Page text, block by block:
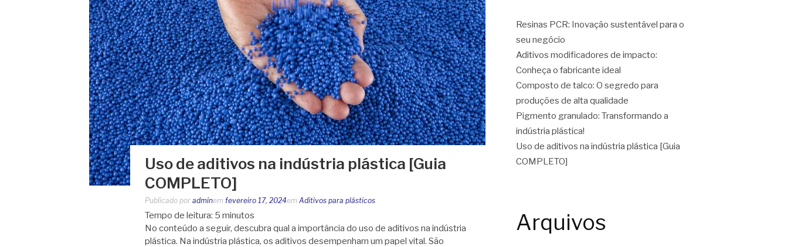
Uso de aditivos na indústria plástica [Guia
COMPLETO]
Publicado por adminem fevereiro 17, 2024em Aditivos para plásticos
Tempo de leitura: 5 minutos
No conteúdo a seguir, descubra qual a importância do uso de aditivos na indústria
plástica. Na indústria plástica, os aditivos desempenham um papel vital. São
Resinas PCR: Inovação sustentável para o
seu negócio
Aditivos modificadores de impacto:
Conheça o fabricante ideal
Composto de talco: O segredo para
produções de alta qualidade
Pigmento granulado: Transformando a
indústria plástica!
Uso de aditivos na indústria plástica [Guia
COMPLETO]
Arquivos